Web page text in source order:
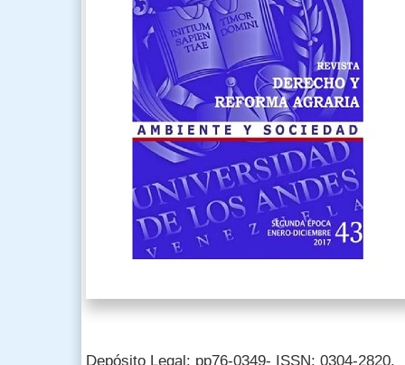
Depósito Legal: pp76-0349- ISSN: 0304-2820.